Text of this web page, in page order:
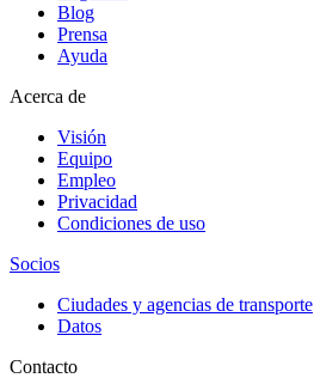
Blog
Prensa
Ayuda
Acerca de
Visión
Equipo
Empleo
Privacidad
Condiciones de uso
Socios
Ciudades y agencias de transporte
Datos
Contacto